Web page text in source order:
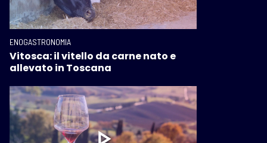
ENOGASTRONOMIA
Vitosca: il vitello da carne nato e
allevato in Toscana